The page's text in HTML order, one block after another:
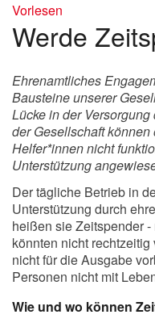
Vorlesen
Werde
Ehrenamtliches
Bausteine unserer
Lücke in der
der Gesellschaft
Helfer*innen nicht
Unterstützung
Der tägliche Betrieb in
Unterstützung durch
heißen sie Zeitspender
könnten nicht
nicht für die Ausgabe
Personen nicht mit
Wie und wo können